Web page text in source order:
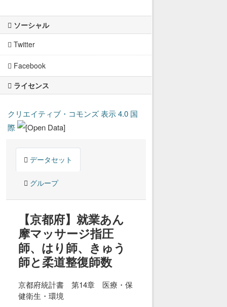
ソーシャル
Twitter
Facebook
ライセンス
クリエイティブ・コモンズ 表示 4.0 国
際
データセット
グループ
【京都府】就業あん
摩マッサージ指圧
師、はり師、きゅう
師と柔道整復師数
京都府統計書 第14章 医療・保
健衛生・環境